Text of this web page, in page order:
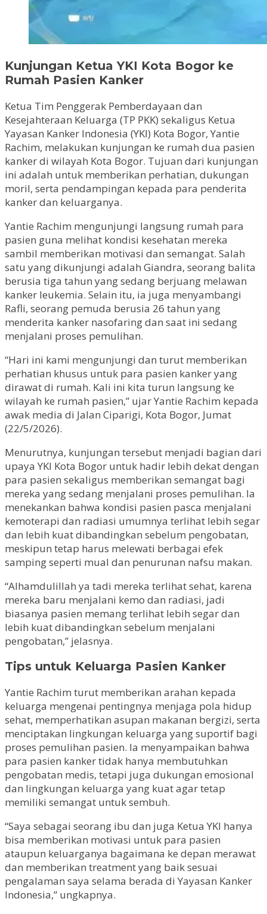
Kunjungan Ketua YKI Kota Bogor ke
Rumah Pasien Kanker
Ketua Tim Penggerak Pemberdayaan dan
Kesejahteraan Keluarga (TP PKK) sekaligus Ketua
Yayasan Kanker Indonesia (YKI) Kota Bogor, Yantie
Rachim, melakukan kunjungan ke rumah dua pasien
kanker di wilayah Kota Bogor. Tujuan dari kunjungan
ini adalah untuk memberikan perhatian, dukungan
moril, serta pendampingan kepada para penderita
kanker dan keluarganya.
Yantie Rachim mengunjungi langsung rumah para
pasien guna melihat kondisi kesehatan mereka
sambil memberikan motivasi dan semangat. Salah
satu yang dikunjungi adalah Giandra, seorang balita
berusia tiga tahun yang sedang berjuang melawan
kanker leukemia. Selain itu, ia juga menyambangi
Rafli, seorang pemuda berusia 26 tahun yang
menderita kanker nasofaring dan saat ini sedang
menjalani proses pemulihan.
“Hari ini kami mengunjungi dan turut memberikan
perhatian khusus untuk para pasien kanker yang
dirawat di rumah. Kali ini kita turun langsung ke
wilayah ke rumah pasien,” ujar Yantie Rachim kepada
awak media di Jalan Ciparigi, Kota Bogor, Jumat
(22/5/2026).
Menurutnya, kunjungan tersebut menjadi bagian dari
upaya YKI Kota Bogor untuk hadir lebih dekat dengan
para pasien sekaligus memberikan semangat bagi
mereka yang sedang menjalani proses pemulihan. Ia
menekankan bahwa kondisi pasien pasca menjalani
kemoterapi dan radiasi umumnya terlihat lebih segar
dan lebih kuat dibandingkan sebelum pengobatan,
meskipun tetap harus melewati berbagai efek
samping seperti mual dan penurunan nafsu makan.
“Alhamdulillah ya tadi mereka terlihat sehat, karena
mereka baru menjalani kemo dan radiasi, jadi
biasanya pasien memang terlihat lebih segar dan
lebih kuat dibandingkan sebelum menjalani
pengobatan,” jelasnya.
Tips untuk Keluarga Pasien Kanker
Yantie Rachim turut memberikan arahan kepada
keluarga mengenai pentingnya menjaga pola hidup
sehat, memperhatikan asupan makanan bergizi, serta
menciptakan lingkungan keluarga yang suportif bagi
proses pemulihan pasien. Ia menyampaikan bahwa
para pasien kanker tidak hanya membutuhkan
pengobatan medis, tetapi juga dukungan emosional
dan lingkungan keluarga yang kuat agar tetap
memiliki semangat untuk sembuh.
“Saya sebagai seorang ibu dan juga Ketua YKI hanya
bisa memberikan motivasi untuk para pasien
ataupun keluarganya bagaimana ke depan merawat
dan memberikan treatment yang baik sesuai
pengalaman saya selama berada di Yayasan Kanker
Indonesia,” ungkapnya.